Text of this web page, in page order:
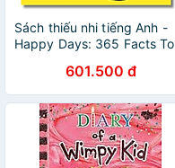
Sách thiếu nhi tiếng Anh -
Happy Days: 365 Facts To
601.500 đ